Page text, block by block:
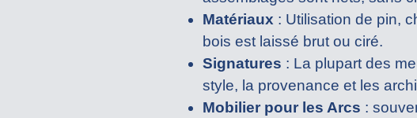
Matériaux : Utilisation de pin,
bois est laissé brut ou ciré.
Signatures : La plupart des
style, la provenance et les
Mobilier pour les Arcs :